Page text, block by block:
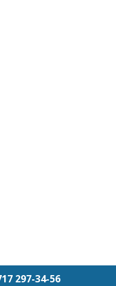
297-34-56